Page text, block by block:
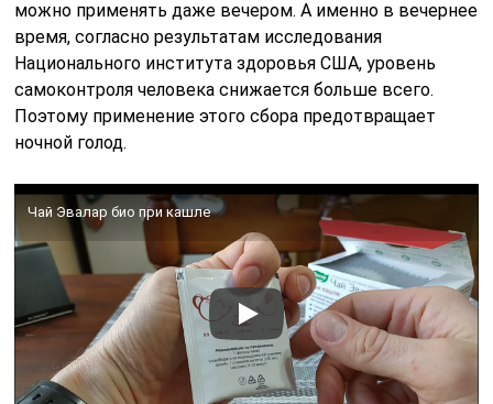
можно применять даже вечером. А именно в вечернее
время, согласно результатам исследования
Национального института здоровья США, уровень
самоконтроля человека снижается больше всего.
Поэтому применение этого сбора предотвращает
ночной голод.
Чай Эвалар био при кашле